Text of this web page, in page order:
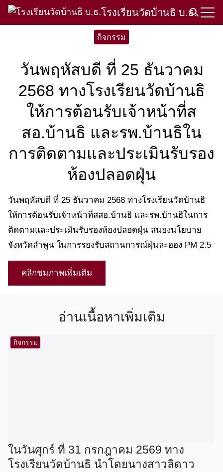
Skip
โรงเรียนวัดบ้านธิ บ.ธ.
กิจกรรม
วันพฤหัสบดี ที่ 25 ธันวาคม
2568 ทางโรงเรียนวัดบ้านธิ
ให้การต้อนรับเจ้าหน้าที่ส
สอ.บ้านธิ และรพ.บ้านธิใน
การติดตามและประเมินรับรอง
ห้องปลอดฝุ่น
วันพฤหัสบดี ที่ 25 ธันวาคม 2568 ทางโรงเรียนวัดบ้านธิ
ให้การต้อนรับเจ้าหน้าที่สสอ.บ้านธิ และรพ.บ้านธิในการ
ติดตามและประเมินรับรองห้องปลอดฝุ่น สนองนโยบาย
จังหวัดลำพูน ในการรองรับสถานการณ์ฝุ่นละออง PM 2.5
คลิกชมภาพเพิ่มเติม
อ่านเนื้อหาเพิ่มเติม
กิจกรรม
ในวันศุกร์ ที่ 31 กรกฎาคม 2569 ทาง
โรงเรียนวัดบ้านธิ นำโดยนางสาวลิดาว